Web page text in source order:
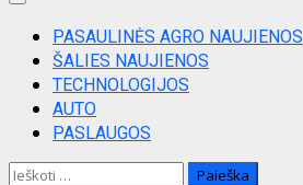
Primary
MenuPASAULINĖS AGRO NAUJIENOS
ŠALIES NAUJIENOS
TECHNOLOGIJOS
AUTO
PASLAUGOS
Ieškoti: